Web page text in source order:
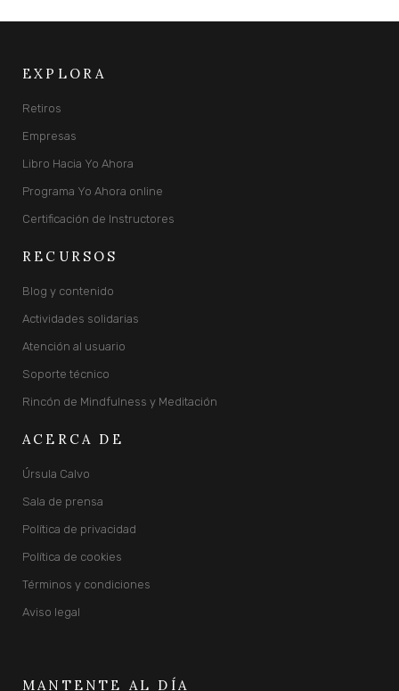
EXPLORA
Retiros
Empresas
Libro Hacia Yo Ahora
Programa Yo Ahora online
Certificación de Instructores
RECURSOS
Blog y contenido
Actividades solidarias
Atención al usuario
Soporte técnico
Rincón de Mindfulness y Meditación
ACERCA DE
Úrsula Calvo
Sala de prensa
Política de privacidad
Política de cookies
Términos y condiciones
Aviso legal
MANTENTE AL DÍA